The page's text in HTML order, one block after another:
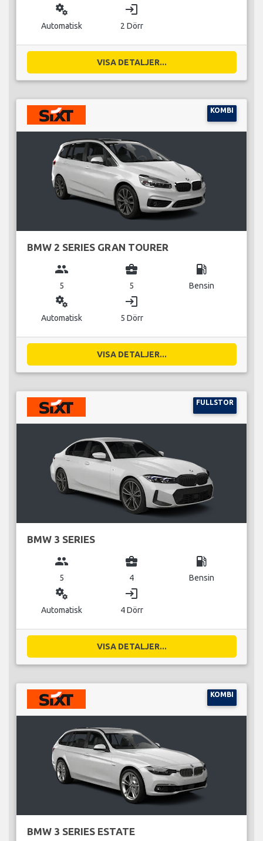
miscellaneous_services
Automatisk
login
2 Dörr
VISA DETALJER...
KOMBI
BMW 2 SERIES GRAN TOURER
group
5
business_center
5
local_gas_station
Bensin
miscellaneous_services
Automatisk
login
5 Dörr
VISA DETALJER...
FULLSTOR
BMW 3 SERIES
group
5
business_center
4
local_gas_station
Bensin
miscellaneous_services
Automatisk
login
4 Dörr
VISA DETALJER...
KOMBI
BMW 3 SERIES ESTATE